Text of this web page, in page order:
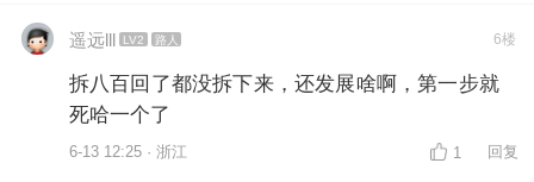
遥远lll LV2 路人 6楼
拆八百回了都没拆下来，还发展啥啊，第一步就
死哈一个了
6-13 12:25 · 浙江 1 回复